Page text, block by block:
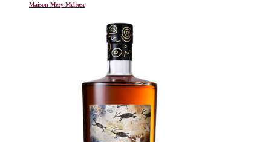
Maison Méry Melrose